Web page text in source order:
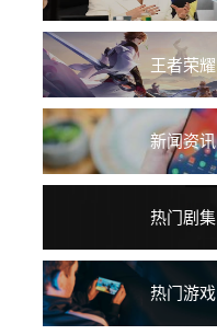
王者荣耀
新闻资讯
热门剧集
热门游戏